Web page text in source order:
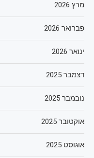
מרץ 2026
פברואר 2026
ינואר 2026
דצמבר 2025
נובמבר 2025
אוקטובר 2025
אוגוסט 2025